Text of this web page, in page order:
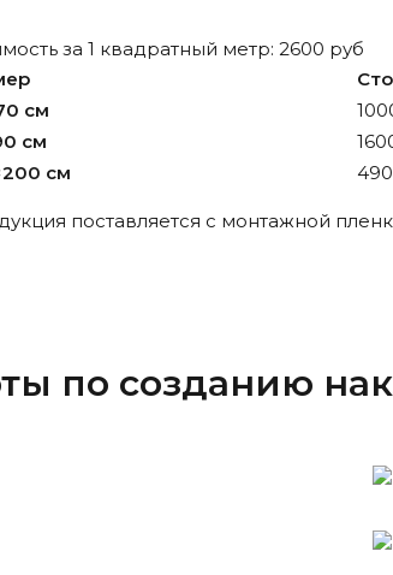
за 1 квадратный метр: 2600 руб
см
см
см
поставляется с монтажной
по созданию